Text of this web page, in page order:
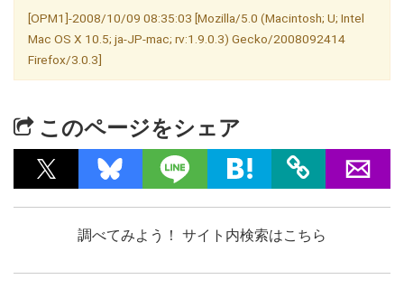
[OPM1]-2008/10/09 08:35:03 [Mozilla/5.0 (Macintosh; U; Intel
Mac OS X 10.5; ja-JP-mac; rv:1.9.0.3) Gecko/2008092414
Firefox/3.0.3]
このページをシェア
調べてみよう！ サイト内検索はこちら